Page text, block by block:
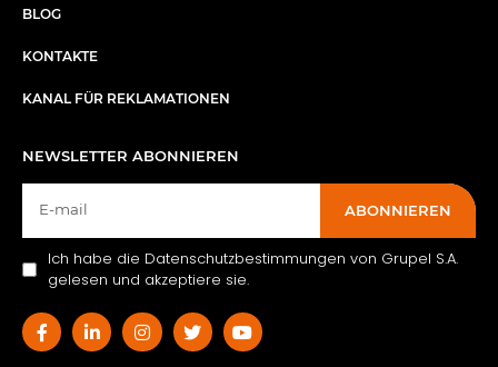
BLOG
KONTAKTE
KANAL FÜR REKLAMATIONEN
NEWSLETTER ABONNIEREN
ABONNIEREN
Ich habe die Datenschutzbestimmungen von Grupel S.A.
gelesen und akzeptiere sie.